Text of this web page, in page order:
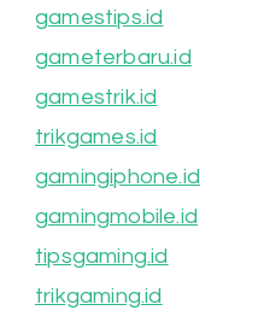
gamestips.id
gameterbaru.id
gamestrik.id
trikgames.id
gamingiphone.id
gamingmobile.id
tipsgaming.id
trikgaming.id